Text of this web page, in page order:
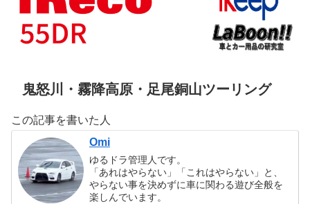
鬼怒川・霧降高原・足尾銅山ツーリング
この記事を書いた人
Omi
ゆるドラ管理人です。
「あれはやらない」「これはやらない」と、
やらない事を決めずに車に関わる遊び全般を
楽しんでいます。